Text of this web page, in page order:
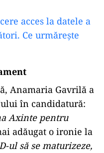
acces la datele a
Ce urmărește
Anamaria Gavrilă a
în candidatură:
Axinte pentru
adăugat o ironie la
ul să se maturizeze,